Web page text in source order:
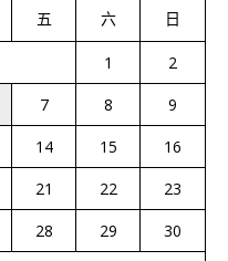
五 六 日
1
2
7 8
9
14 15
16
21 22
23
28 29
30